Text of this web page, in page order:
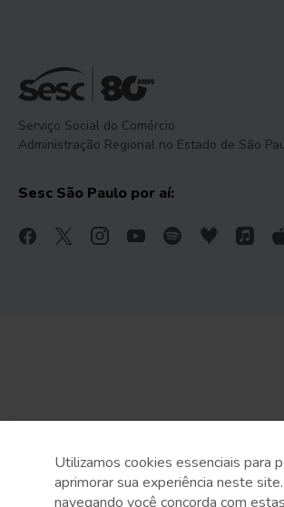
Serviço Social do Comércio
Administração Regional no Estado de São
Sesc São Paulo por aí:
Utilizamos cookies essenciais para
aprimorar sua experiência neste
navegando você concorda com